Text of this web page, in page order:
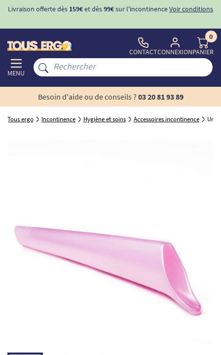
Livraison offerte dès 159€et dès99€sur l'incontinenceVoir conditions
MENU
CONTACTCONNEXION
0
PANIER
Besoin d'aide ou de conseils ? 03 20 81 93 89
Tous ergo Incontinence Hygiène et soins Accessoires incontinence